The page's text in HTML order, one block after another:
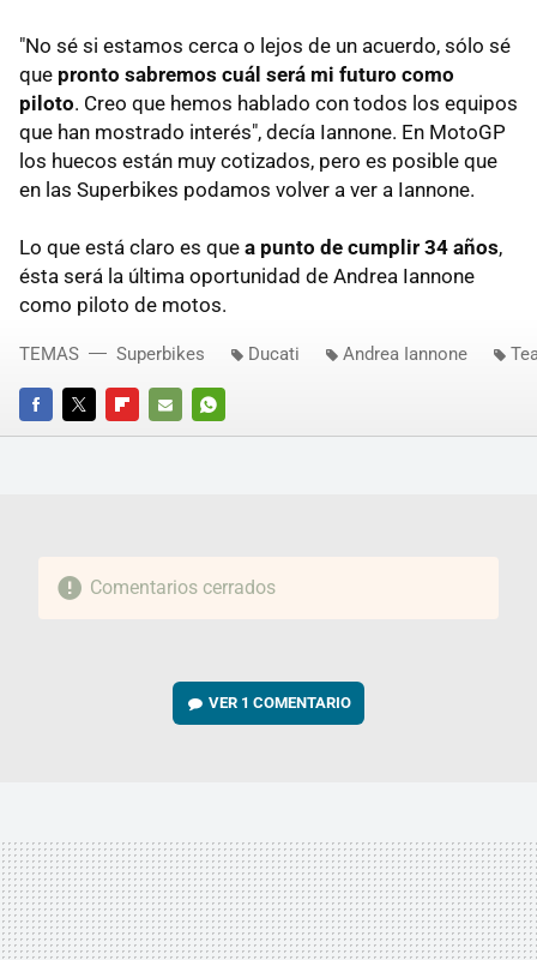
"No sé si estamos cerca o lejos de un acuerdo, sólo sé
que pronto sabremos cuál será mi futuro como
piloto. Creo que hemos hablado con todos los equipos
que han mostrado interés", decía Iannone. En MotoGP
los huecos están muy cotizados, pero es posible que
en las Superbikes podamos volver a ver a Iannone.
Lo que está claro es que a punto de cumplir 34 años,
ésta será la última oportunidad de Andrea Iannone
como piloto de motos.
FACEBOOKTWITTERFLIPBOARD
E-
WHATSAPP
TEMAS Superbikes Ducati Andrea Iannone
Comentarios cerrados
VER 1 COMENTARIO